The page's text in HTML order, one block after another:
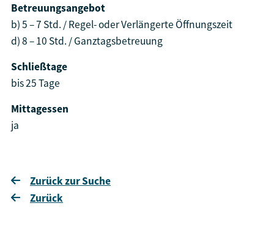
Betreuungsangebot
b) 5 – 7 Std. / Regel- oder Verlängerte Öffnungszeit
d) 8 – 10 Std. / Ganztagsbetreuung
Schließtage
bis 25 Tage
Mittagessen
ja
Zurück zur Suche
Zurück